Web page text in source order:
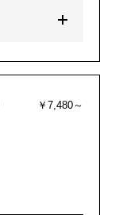
￥7,480～